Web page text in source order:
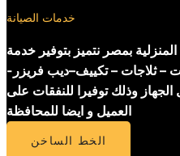
خدمات الصيانة
بمصر نتميز بتوفير خدمة
– ثلاجات – تكييف–ديب فريزر-
وذلك توفيرا للنفقات على
العميل و ايضا للمحافظة
الخط الساخن